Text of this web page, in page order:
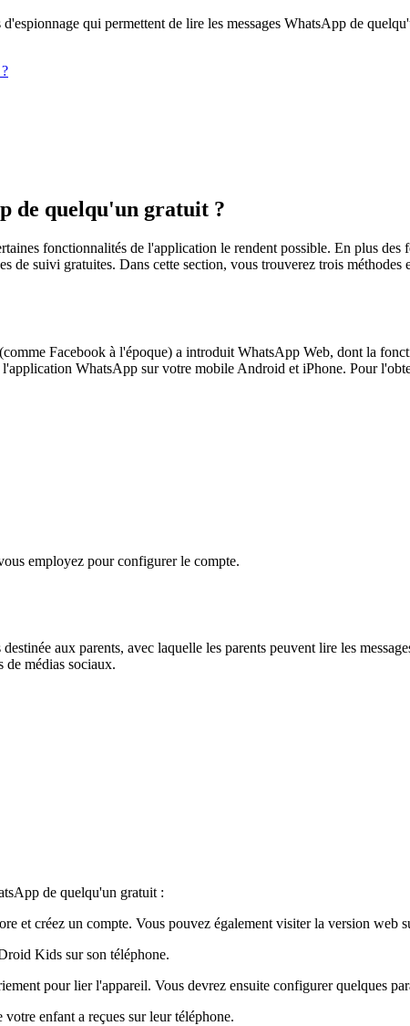
qui permettent de lire les messages WhatsApp de
de quelqu'un gratuit ?
fonctionnalités de l'application le rendent possible. En plus des
de suivi gratuites. Dans cette section, vous trouverez trois
Facebook à l'époque) a introduit WhatsApp Web, dont la
WhatsApp sur votre mobile Android et iPhone. Pour
employez pour configurer le compte.
aux parents, avec laquelle les parents peuvent lire les
médias sociaux.
de quelqu'un gratuit :
et créez un compte. Vous pouvez également visiter la version web
Kids sur son téléphone.
pour lier l'appareil. Vous devrez ensuite configurer quelques
enfant a reçues sur leur téléphone.